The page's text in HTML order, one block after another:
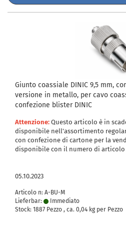
Giunto coassiale DINIC 9,5 mm,
versione in metallo, per cavo
confezione blister DINIC
Attenzione: Questo articolo è in
disponibile nell'assortimento
con confezione di cartone per la
disponibile con il numero di articolo
05.10.2023
Articolo n: A-BU-M
Lieferbar:
Immediato
Stock: 1887 Pezzo , ca. 0,04 kg per Pezzo